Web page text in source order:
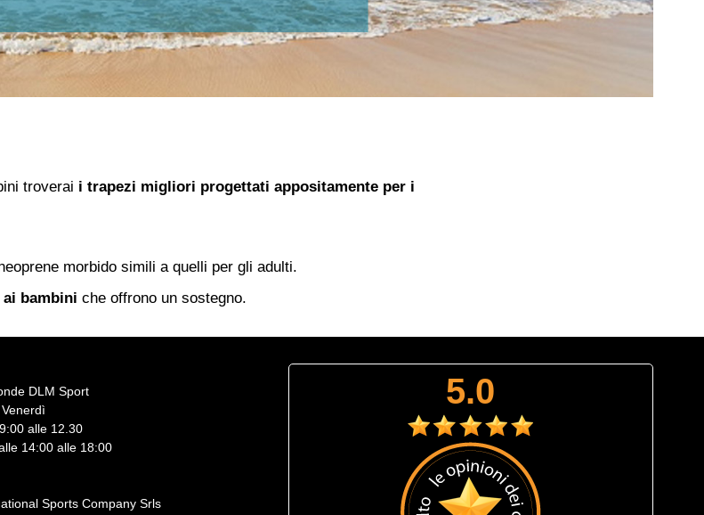
troverai i trapezi migliori progettati appositamente per i
morbido simili a quelli per gli adulti.
bambini che offrono un sostegno.
DLM Sport
alle 12.30
14:00 alle 18:00
Sports Company Srls
5.0